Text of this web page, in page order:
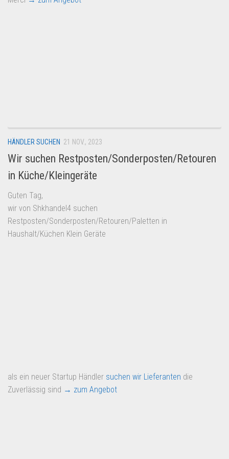
HÄNDLER SUCHEN 21 NOV., 2023
Wir suchen Restposten/Sonderposten/Retouren
in Küche/Kleingeräte
Guten Tag,
wir von Shkhandel4 suchen
Restposten/Sonderposten/Retouren/Paletten in
Haushalt/Küchen Klein Geräte
als ein neuer Startup Händler suchen wir Lieferanten die
Zuverlässig sind → zum Angebot